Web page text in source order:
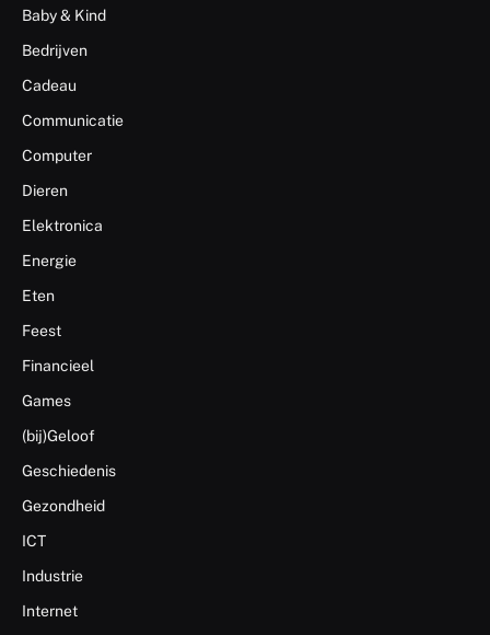
Baby & Kind
Bedrijven
Cadeau
Communicatie
Computer
Dieren
Elektronica
Energie
Eten
Feest
Financieel
Games
(bij)Geloof
Geschiedenis
Gezondheid
ICT
Industrie
Internet